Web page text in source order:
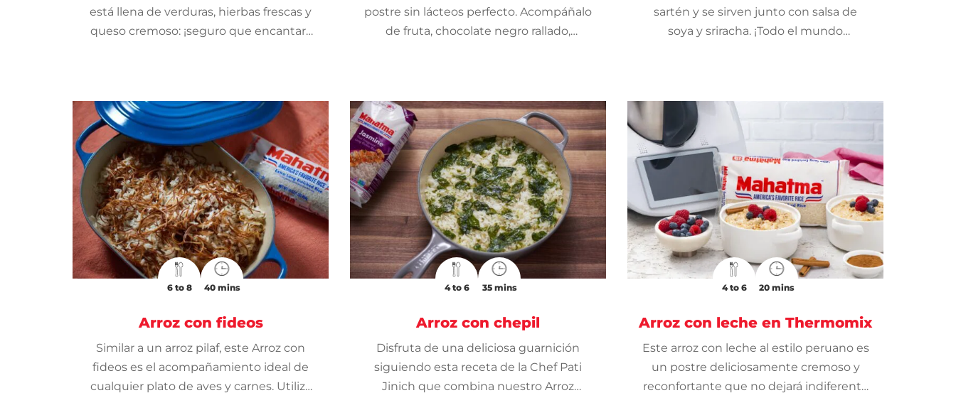
está llena de verduras, hierbas frescas y
queso cremoso: ¡seguro que encantará
postre sin lácteos perfecto. Acompáñalo
de fruta, chocolate negro rallado,
sartén y se sirven junto con salsa de
soya y sriracha. ¡Todo el mundo
6 to 8 40 mins
Arroz con fideos
Similar a un arroz pilaf, este Arroz con
fideos es el acompañamiento ideal de
cualquier plato de aves y carnes. Utiliza
4 to 6 35 mins
Arroz con chepil
Disfruta de una deliciosa guarnición
siguiendo esta receta de la Chef Pati
Jinich que combina nuestro Arroz
4 to 6 20 mins
Arroz con leche en Thermomix
Este arroz con leche al estilo peruano es
un postre deliciosamente cremoso y
reconfortante que no dejará indiferente